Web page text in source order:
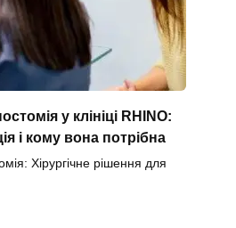
у клініці RHINO:
і кому вона потрібна
Хірургічне рішення для